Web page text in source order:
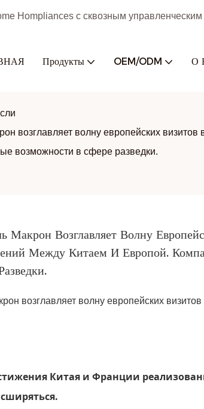
Hompliances с сквозным
Продукты OEM/ODM О
возглавляет волну европейских
возможности в сфере разведки.
Возглавляет Волну
Между Китаем И Европой.
возглавляет волну европейских визитов
Китая и Франции